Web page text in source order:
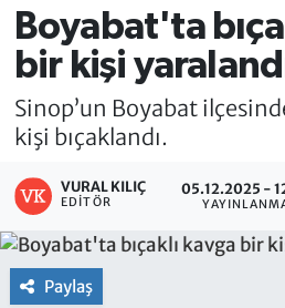
Boyabat'ta
bir kişi
Sinop’un Boyabat
kişi bıçaklandı.
VURAL KILIÇ
EDITÖR
05.12.2025 -
Paylaş
Süper Lig Puan Durumu
Tüm Manşetler
Son Dakika Haberleri
Haber Arşivi